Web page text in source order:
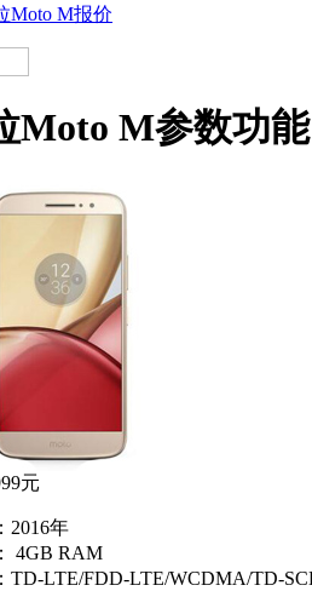
Moto M参数功能
元
2016年
4GB RAM
TD-LTE/FDD-LTE/WCDMA/TD-